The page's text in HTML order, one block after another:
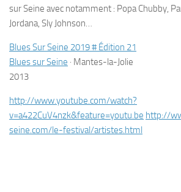
sur Seine avec notamment : Popa Chubby,
Jordana, Sly Johnson…
Blues Sur Seine 2019 # Édition 21
Blues sur Seine · Mantes-la-Jolie
2013
http://www.youtube.com/watch?
v=a422CuV4nzk&feature=youtu.be http://
seine.com/le-festival/artistes.html